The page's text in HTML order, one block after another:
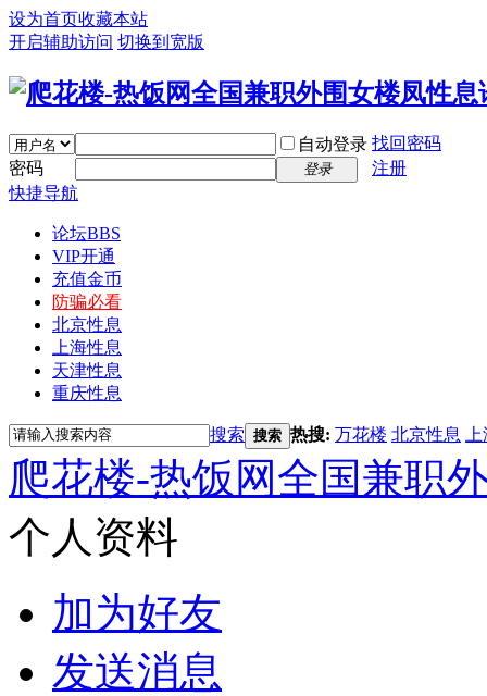
设为首页收藏本站
开启辅助访问 切换到宽版
自动登录 找回密码
密码
登录
注册
快捷导航
论坛BBS
VIP开通
充值金币
防骗必看
北京性息
上海性息
天津性息
重庆性息
搜索 搜索 热搜: 万花楼 北京性息
爬花楼-热饭网全国兼职
个人资料
加为好友
发送消息